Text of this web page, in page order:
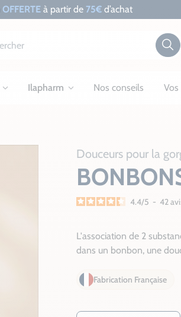
OFFERTE à partir de 75€ d’achat
Ilapharm Nos conseils
Douceurs pour la
4.4/5 - 42
L'association de 2
dans un bonbon, une
Fabrication Française